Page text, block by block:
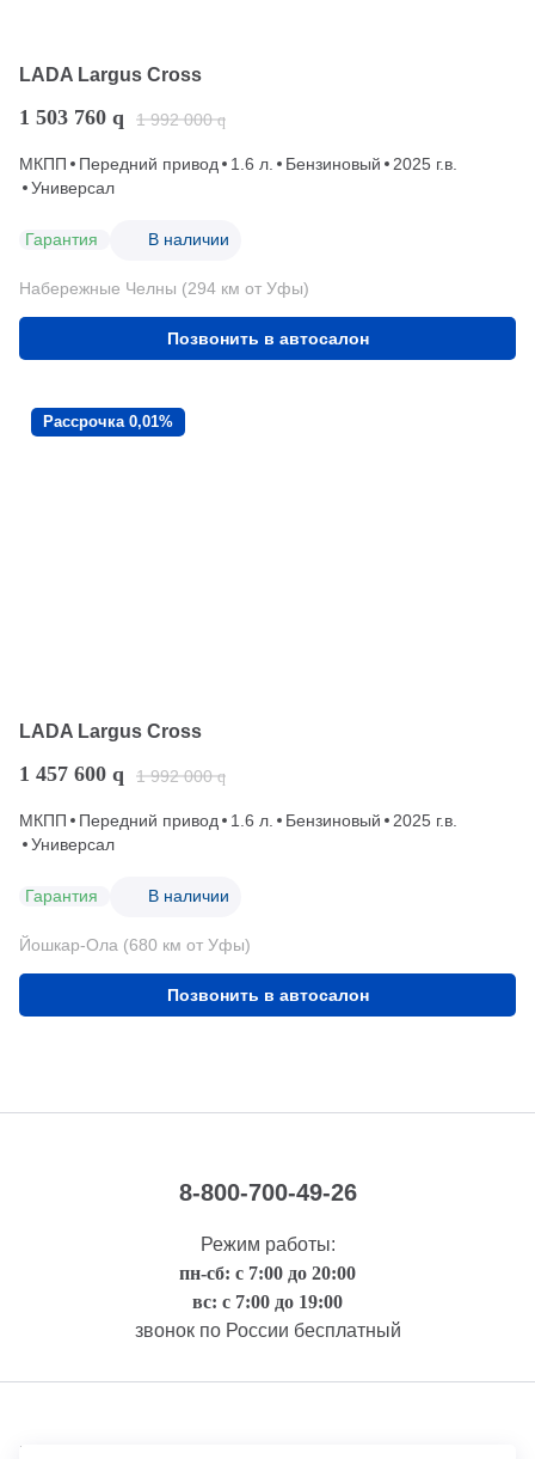
LADA Largus Cross
1 503 760 q 1 992 000 q
МКПП Передний привод 1.6 л. Бензиновый
2025 г.в.
Универсал
Гарантия В наличии
Набережные Челны (294 км от Уфы)
Позвонить в автосалон
Рассрочка 0,01%
LADA Largus Cross
1 457 600 q 1 992 000 q
МКПП Передний привод 1.6 л. Бензиновый
2025 г.в.
Универсал
Гарантия В наличии
Йошкар-Ола (680 км от Уфы)
Позвонить в автосалон
8-800-700-49-26
Режим работы:
пн-сб: с 7:00 до 20:00
вс: с 7:00 до 19:00
звонок по России бесплатный
Правовая информация